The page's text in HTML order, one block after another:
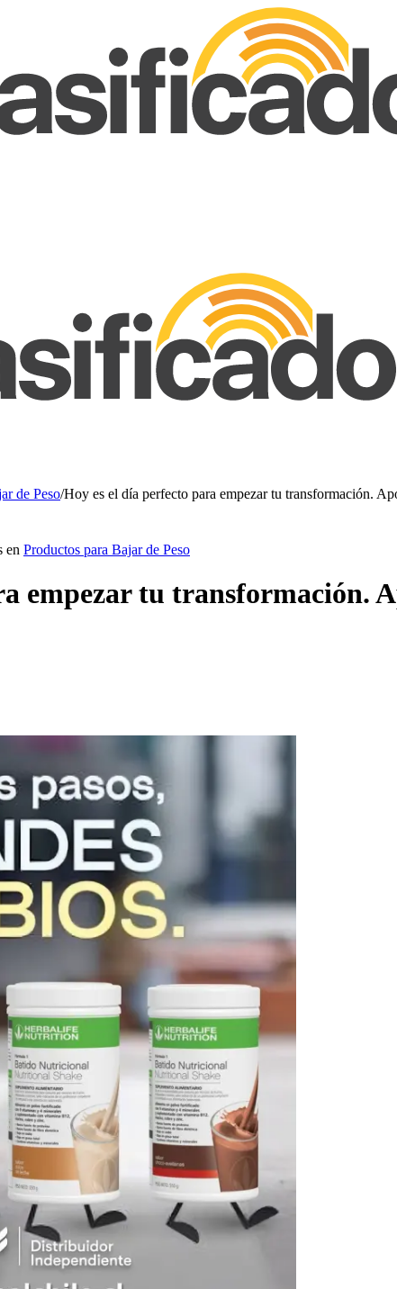
de Peso/Hoy es el día perfecto para empezar tu transformación.
en Productos para Bajar de Peso
empezar tu transformación.